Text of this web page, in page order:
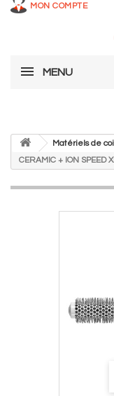
MON COMPTE
MENU
Matériels de
CERAMIC + ION SPEED